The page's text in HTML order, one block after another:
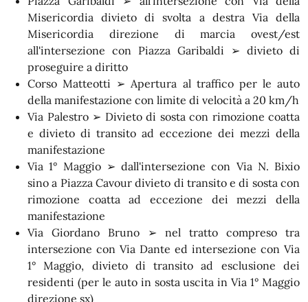
Misericordia divieto di svolta a destra Via della
Misericordia direzione di marcia ovest/est
all'intersezione con Piazza Garibaldi ➢ divieto di
proseguire a diritto
Corso Matteotti ➢ Apertura al traffico per le auto
della manifestazione con limite di velocità a 20 km/h
Via Palestro ➢ Divieto di sosta con rimozione coatta
e divieto di transito ad eccezione dei mezzi della
manifestazione
Via 1° Maggio ➢ dall'intersezione con Via N. Bixio
sino a Piazza Cavour divieto di transito e di sosta con
rimozione coatta ad eccezione dei mezzi della
manifestazione
Via Giordano Bruno ➢ nel tratto compreso tra
intersezione con Via Dante ed intersezione con Via
1° Maggio, divieto di transito ad esclusione dei
residenti (per le auto in sosta uscita in Via 1° Maggio
direzione sx)